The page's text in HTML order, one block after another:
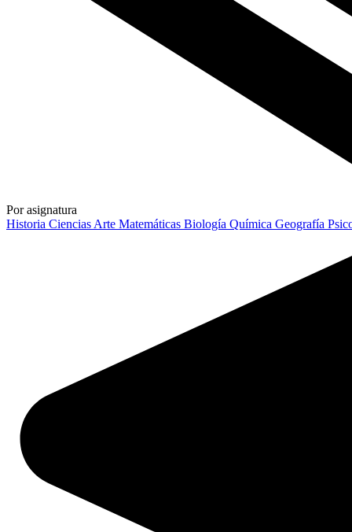
Por asignatura
Historia Ciencias Arte Matemáticas Biología Química Geografía